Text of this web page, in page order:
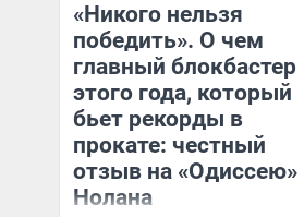
«Никого нельзя
победить». О чем
главный блокбастер
этого года, который
бьет рекорды в
прокате: честный
отзыв на «Одиссею»
Нолана